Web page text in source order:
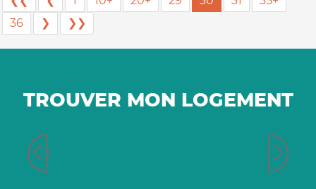
36
❯ ❯❯
TROUVER MON LOGEMENT